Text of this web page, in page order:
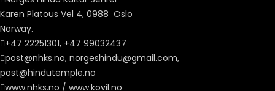
Karen Platous Vel 4, 0988 Oslo
Norway.
+47 22251301, +47 99032437
post@nhks.no, norgeshindu@gmail.com,
post@hindutemple.no
www.nhks.no / www.kovil.no